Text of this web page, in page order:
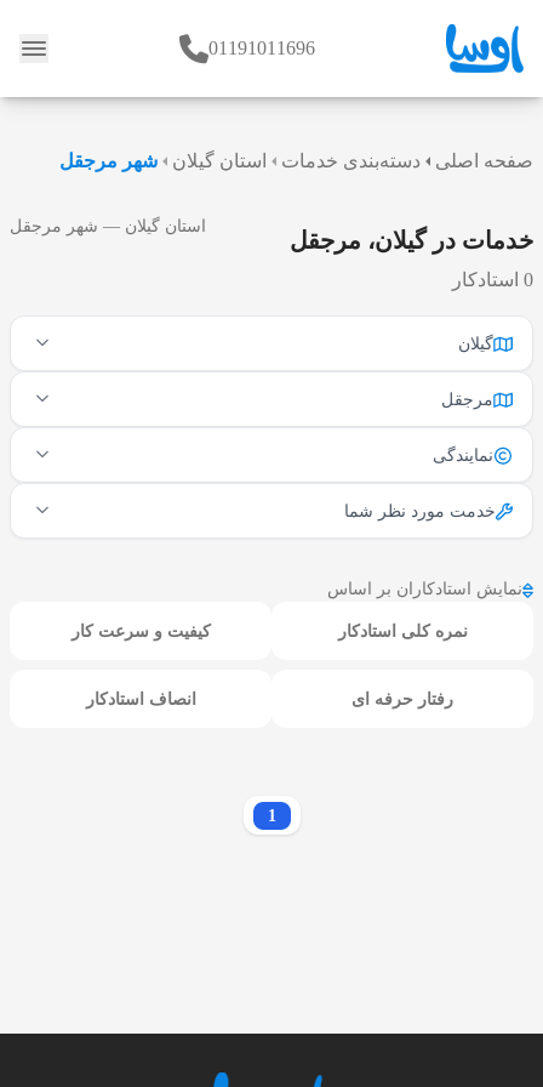
وبلاگ 01191011696
صفحه اصلی دسته‌بندی خدمات استان گیلان شهر مرجقل
خدمات در گیلان، مرجقل
0 استادکار
استان گیلان — شهر مرجقل
گیلان
مرجقل
نمایندگی
خدمت مورد نظر شما
نمایش استادکاران بر اساس
نمره کلی استادکار کیفیت و سرعت کار
رفتار حرفه ای انصاف استادکار
1